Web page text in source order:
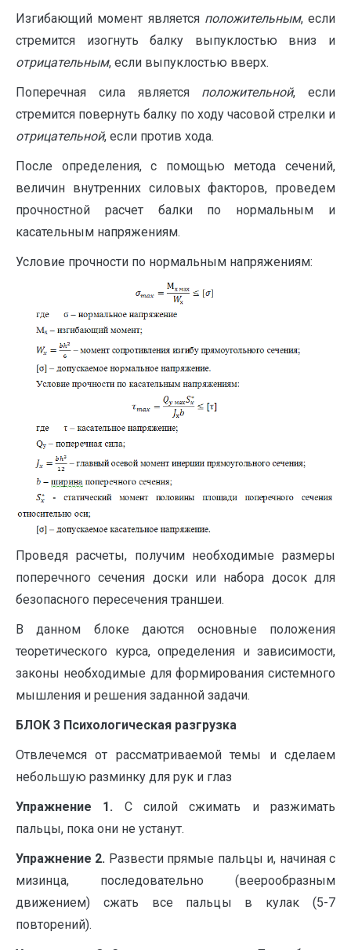
Изгибающий момент является положительным, если
стремится изогнуть балку выпуклостью вниз и
отрицательным, если выпуклостью вверх.
Поперечная сила является положительной, если
стремится повернуть балку по ходу часовой стрелки и
отрицательной, если против хода.
После определения, с помощью метода сечений,
величин внутренних силовых факторов, проведем
прочностной расчет балки по нормальным и
касательным напряжениям.
Условие прочности по нормальным напряжениям:
Проведя расчеты, получим необходимые размеры
поперечного сечения доски или набора досок для
безопасного пересечения траншеи.
В данном блоке даются основные положения
теоретического курса, определения и зависимости,
законы необходимые для формирования системного
мышления и решения заданной задачи.
БЛОК 3 Психологическая разгрузка
Отвлечемся от рассматриваемой темы и сделаем
небольшую разминку для рук и глаз
Упражнение 1. С силой сжимать и разжимать
пальцы, пока они не устанут.
Упражнение 2. Развести прямые пальцы и, начиная с
мизинца, последовательно (веерообразным
движением) сжать все пальцы в кулак (5-7
повторений).